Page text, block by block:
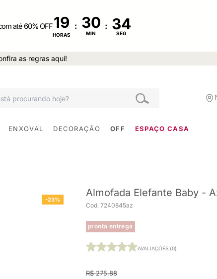
até 60% OFF19
HORAS
:
MIN
:
SEG
as regras aqui!
ENXOVAL DECORAÇÃO OFF ESPAÇO CASA
-23%
Almofada Elefante Baby -
Cod. 7240845az
pronta entrega
AVALIAÇÕES (0)
R$ 275,88